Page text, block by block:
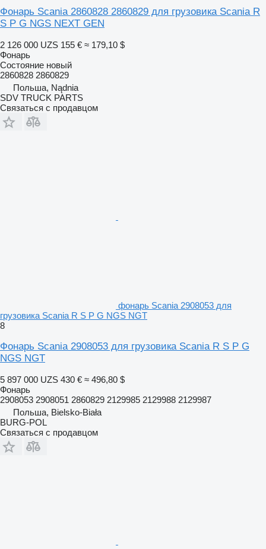
Фонарь Scania 2860828 2860829 для грузовика Scania R
S P G NGS NEXT GEN
2 126 000 UZS 155 € ≈ 179,10 $
Фонарь
Состояние новый
2860828 2860829
Польша, Nądnia
SDV TRUCK PARTS
Связаться с продавцом
фонарь Scania 2908053 для
грузовика Scania R S P G NGS NGT
8
Фонарь Scania 2908053 для грузовика Scania R S P G
NGS NGT
5 897 000 UZS 430 € ≈ 496,80 $
Фонарь
2908053 2908051 2860829 2129985 2129988 2129987
Польша, Bielsko-Biała
BURG-POL
Связаться с продавцом